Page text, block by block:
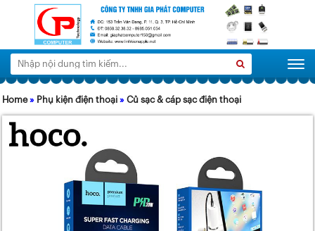
Tìm
kiếm:
Home» Phụ kiện điện thoại » Củ sạc & cáp sạc điện thoại